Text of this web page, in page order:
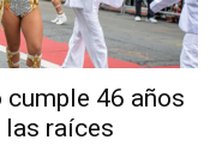
cumple 46 años
las raíces